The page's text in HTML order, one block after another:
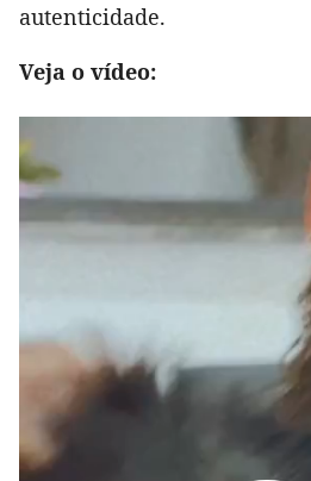
autenticidade.
Veja o vídeo: